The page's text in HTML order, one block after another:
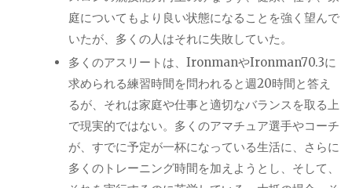
庭についてもより良い状態になることを強く望んで
いたが、多くの人はそれに失敗していた。
多くのアスリートは、 IronmanやIronman70.3に
求められる練習時間を問われると週20時間と答え
るが、それは家庭や仕事と適切なバランスを取る上
で現実的ではない。多くのアマチュア選手やコーチ
が、すでに予定が一杯になっている生活に、さらに
多くのトレーニング時間を加えようとし、そして、